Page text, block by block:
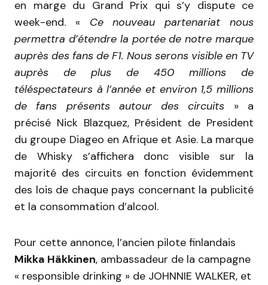
en marge du Grand Prix qui s’y dispute ce
week-end. « Ce nouveau partenariat nous
permettra d’étendre la portée de notre marque
auprès des fans de F1. Nous serons visible en TV
auprès de plus de 450 millions de
téléspectateurs à l’année et environ 1,5 millions
de fans présents autour des circuits » a
précisé Nick Blazquez, Président de President
du groupe Diageo en Afrique et Asie. La marque
de Whisky s’affichera donc visible sur la
majorité des circuits en fonction évidemment
des lois de chaque pays concernant la publicité
et la consommation d’alcool.
Pour cette annonce, l’ancien pilote finlandais
Mikka Häkkinen, ambassadeur de la campagne
« responsible drinking » de JOHNNIE WALKER, et